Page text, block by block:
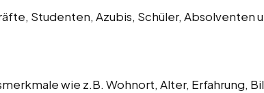
Studenten, Azubis, Schüler, Absolventen
wie z.B. Wohnort, Alter, Erfahrung,